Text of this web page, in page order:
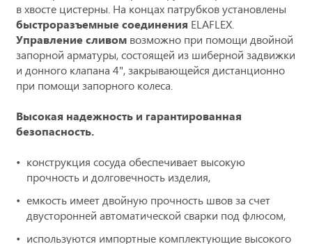
в хвосте цистерны. На концах патрубков установлены
быстроразъемные соединения ELAFLEX.
Управление сливом возможно при помощи двойной
запорной арматуры, состоящей из шиберной задвижки
и донного клапана 4", закрывающейся дистанционно
при помощи запорного колеса.
Высокая надежность и гарантированная
безопасность.
конструкция сосуда обеспечивает высокую
прочность и долговечность изделия,
емкость имеет двойную прочность швов за счет
двусторонней автоматической сварки под флюсом,
используются импортные комплектующие высокого